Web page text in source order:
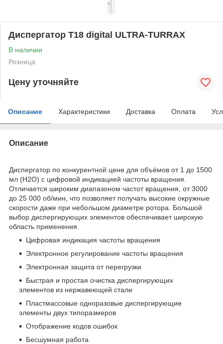
Диспергатор T18 digital ULTRA-TURRAX
В наличии
Розница
Цену уточняйте
Описание Характеристики Доставка Оплата
Описание
Диспергатор по конкурентной цене для объёмов от 1 до 1500
мл (H2O) с цифровой индикацией частоты вращения.
Отличается широким диапазоном частот вращения, от 3000
до 25 000 об/мин, что позволяет получать высокие окружные
скорости даже при небольшом диаметре ротора. Большой
выбор диспергирующих элементов обеспечивает широкую
область применения.
Цифровая индикация частоты вращения
Электронное регулирование частоты вращения
Электронная защита от перегрузки
Быстрая и простая очистка диспергирующих
элементов из нержавеющей стали
Пластмассовые одноразовые диспергирующие
элементы двух типоразмеров
Отображение кодов ошибок
Бесшумная работа